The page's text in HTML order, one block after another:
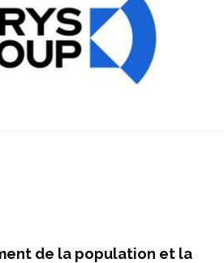
de la population et la